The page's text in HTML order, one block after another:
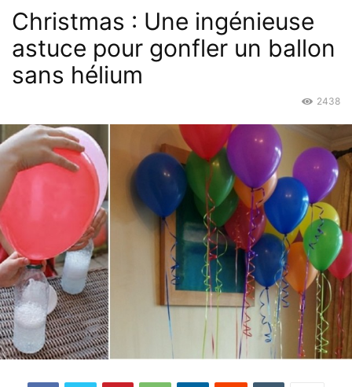
Christmas : Une ingénieuse
astuce pour gonfler un ballon
sans hélium
2438